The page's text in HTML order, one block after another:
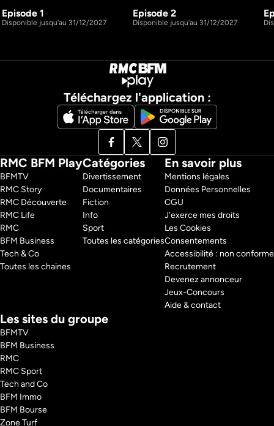
galerie de personnages improbables et décalés tels que les
descendants des vagabonds du rail, la danseuse du ventre de Miami, les
découvre à travers le regard taquin de ce «Globe squatteur», loin des
clichés et toujours plein de surprises...
S1 E1 26m
Episode 1
Disponible jusqu'au 31/12/2027 S1 E2 26m
Episode 2
Disponible jusqu'au 31/12/2027
Téléchargez l'application :
RMC BFM Play
BFMTV
RMC Story
RMC Découverte
RMC Life
RMC
BFM Business
Tech & Co
Toutes les chaines
Catégories
Divertissement
Documentaires
Fiction
Info
Sport
Toutes les catégories
En savoir plus
Mentions légales
Données Personnelles
CGU
J'exerce mes droits
Les Cookies
Consentements
Accessibilité : non conforme
Recrutement
Devenez annonceur
Jeux-Concours
Aide & contact
Les sites du groupe
BFMTV
BFM Business
RMC
RMC Sport
Tech and Co
BFM Immo
BFM Bourse
Zone Turf